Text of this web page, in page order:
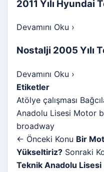
2011 Yılı Hyundai
Devamını Oku ›
Nostalji 2005 Yılı
Devamını Oku ›
Etiketler
Atölye çalışması
Anadolu Lisesi Motor
broadway
← Önceki Konu Bir
Yükseltiriz? Sonraki
Teknik Anadolu Lisesi